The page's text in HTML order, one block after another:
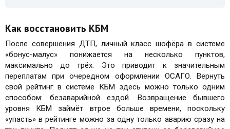
Как восстановить КБМ
После совершения ДТП, личный класс шофёра в системе
«бонус-малус» понижается на несколько пунктов,
максимально до трёх. Это приводит к значительным
переплатам при очередном оформлении ОСАГО. Вернуть
свой рейтинг в системе КБМ здесь можно только одним
способом: безаварийной ездой. Возвращение бывшего
уровня КБМ займёт втрое больше времени, поскольку
«упасть» в рейтинге можно за одну только аварию сразу на